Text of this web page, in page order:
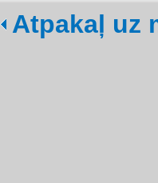
Atpakaļ uz